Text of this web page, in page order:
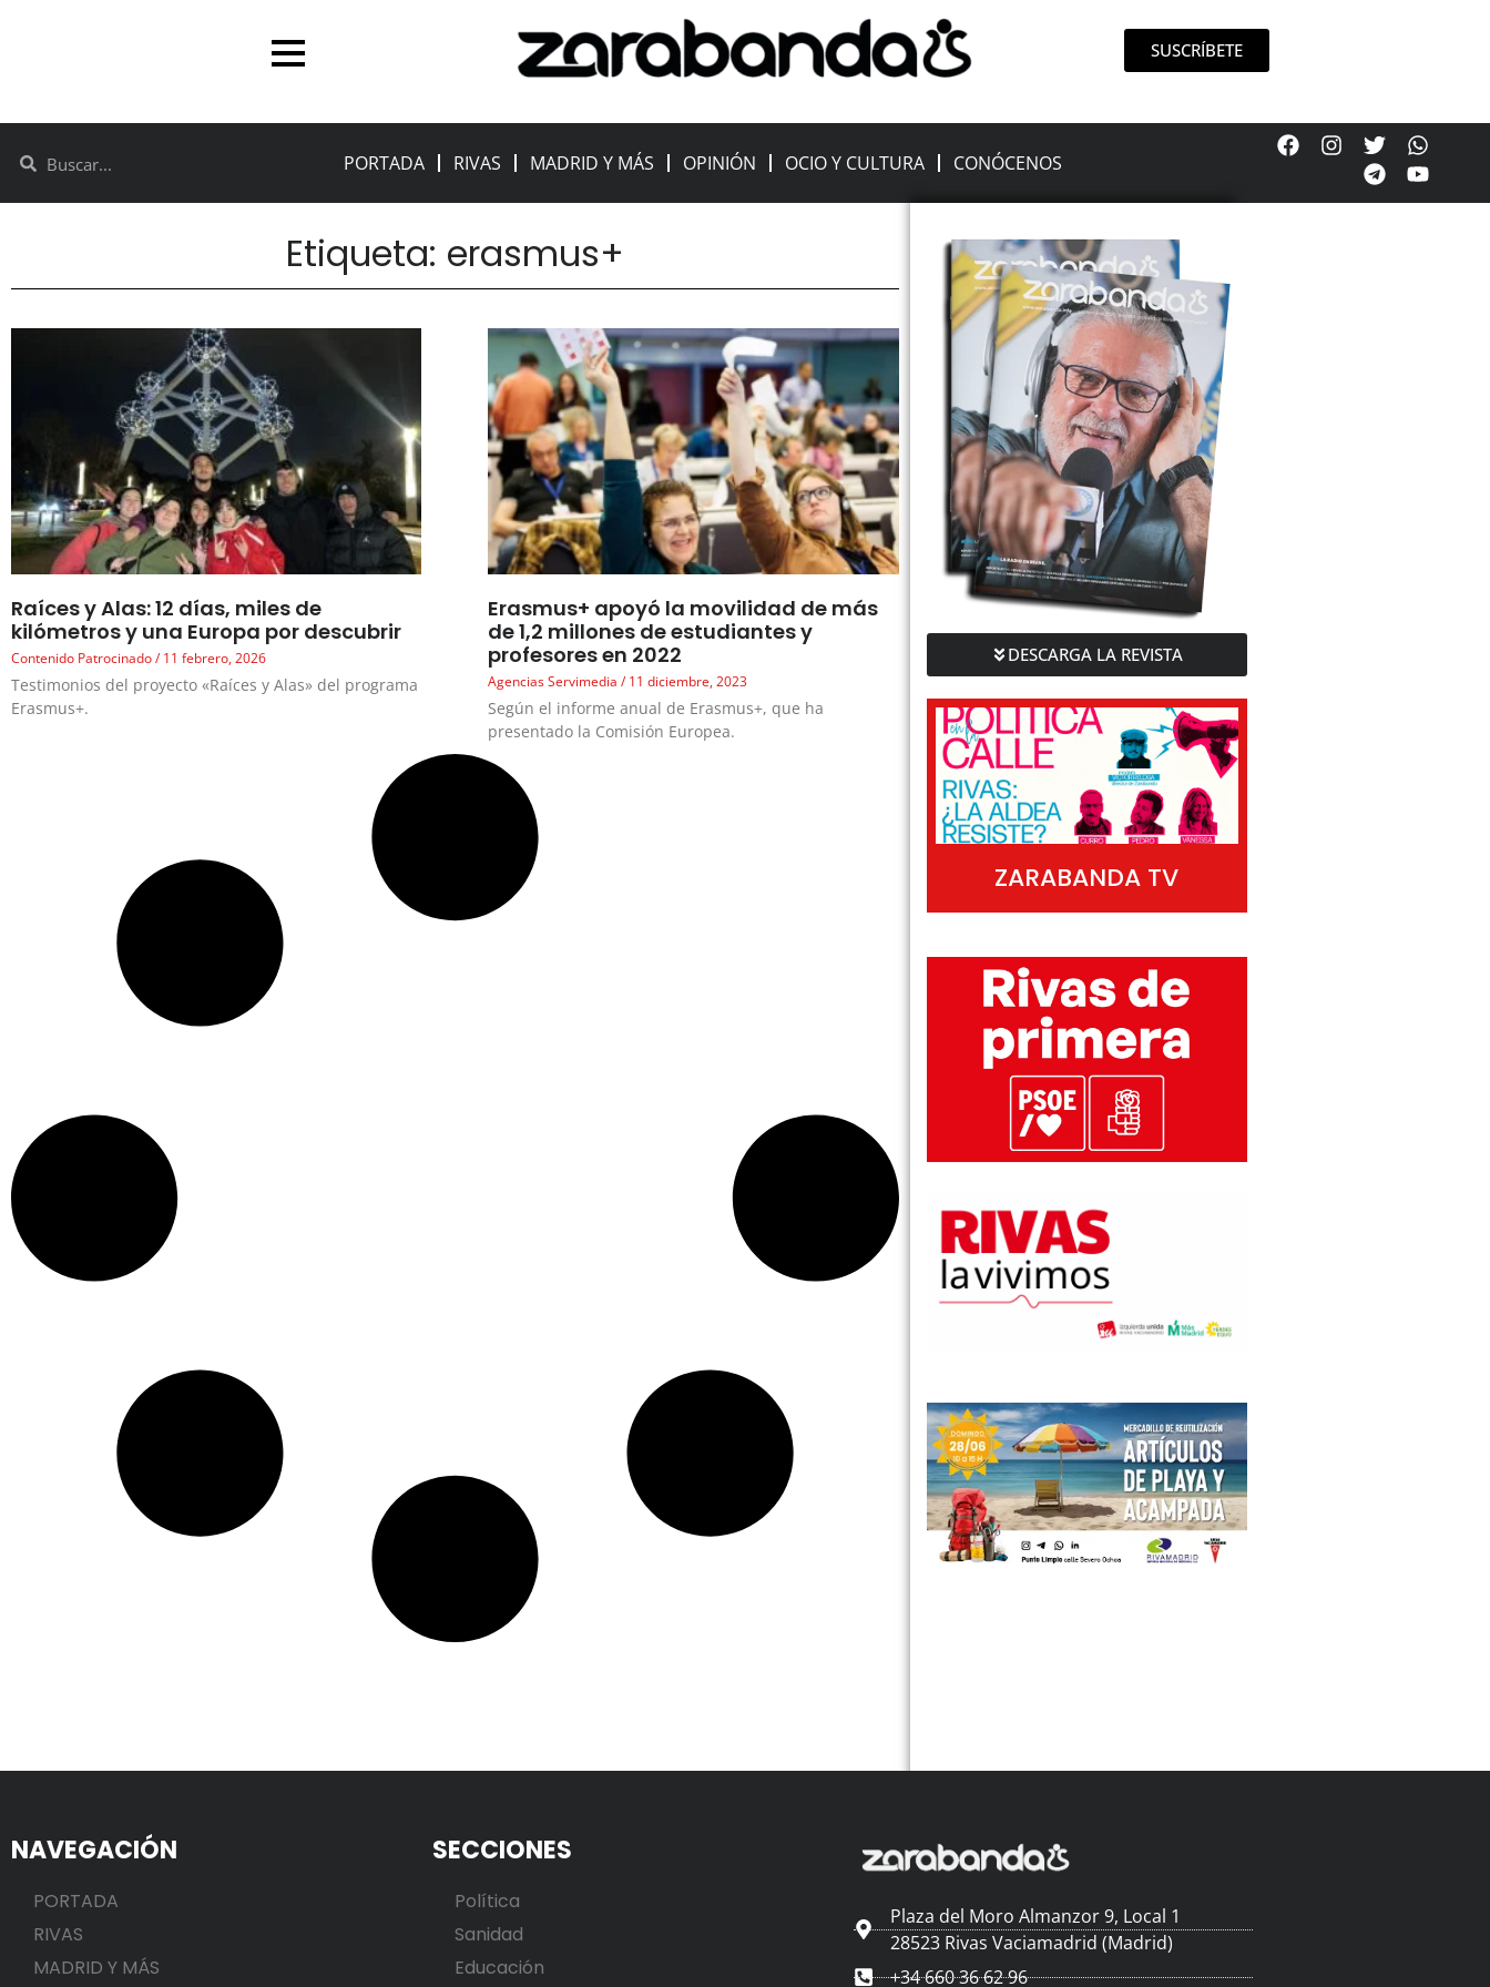
SUSCRÍBETE
PORTADA RIVAS MADRID Y MÁS OPINIÓN OCIO Y CULTURA CONÓCENOS
Etiqueta: erasmus+
Raíces y Alas: 12 días, miles de
kilómetros y una Europa por descubrir
Contenido Patrocinado 11 febrero, 2026
Testimonios del proyecto «Raíces y Alas» del programa
Erasmus+.
Erasmus+ apoyó la movilidad de más
de 1,2 millones de estudiantes y
profesores en 2022
Agencias Servimedia 11 diciembre, 2023
Según el informe anual de Erasmus+, que ha
presentado la Comisión Europea.
DESCARGA LA REVISTA
ZARABANDA TV
NAVEGACIÓN
PORTADA
RIVAS
MADRID Y MÁS
SECCIONES
Política
Sanidad
Educación
Plaza del Moro Almanzor 9, Local 1
28523 Rivas Vaciamadrid (Madrid)
+34 660 36 62 96